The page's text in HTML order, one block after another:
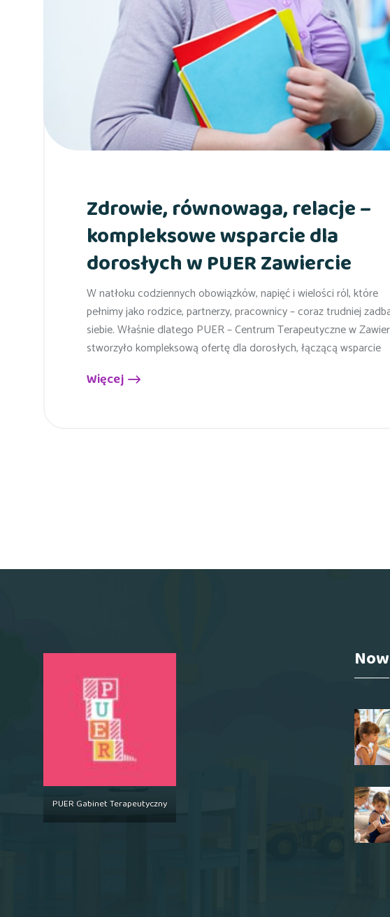
Zdrowie, równowaga, relacje –
kompleksowe wsparcie dla
dorosłych w PUER Zawiercie
W natłoku codziennych obowiązków, napięć i wielości ról, które
pełnimy jako rodzice, partnerzy, pracownicy – coraz trudniej
siebie. Właśnie dlatego PUER – Centrum Terapeutyczne w
stworzyło kompleksową ofertę dla dorosłych, łączącą wsparcie
Więcej
PUER Gabinet Terapeutyczny